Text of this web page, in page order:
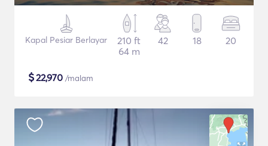
Kapal Pesiar Berlayar
210 ft
64 m
42 18 20
$22,970 /malam